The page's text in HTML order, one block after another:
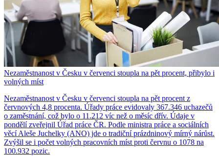
Nezaměstnanost v Česku v červenci stoupla na pět procent, přibylo i
volných míst
Nezaměstnanost v Česku v červenci stoupla na pět procent z
červnových 4,8 procenta. Úřady práce evidovaly 367.346 uchazečů
o zaměstnání, což bylo o 11.212 víc než o měsíc dřív. Údaje v
pondělí zveřejnil Úřad práce ČR. Podle ministra práce a sociálních
věcí Aleše Juchelky (ANO) jde o tradiční prázdninový mírný nárůst.
Zvýšil se i počet volných pracovních míst proti červnu o 1078 na
100.932 pozic.